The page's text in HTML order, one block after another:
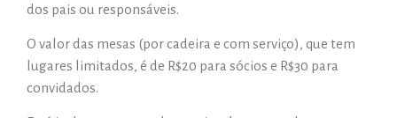
dos pais ou responsáveis.
O valor das mesas (por cadeira e com serviço), que tem
lugares limitados, é de R$20 para sócios e R$30 para
convidados.